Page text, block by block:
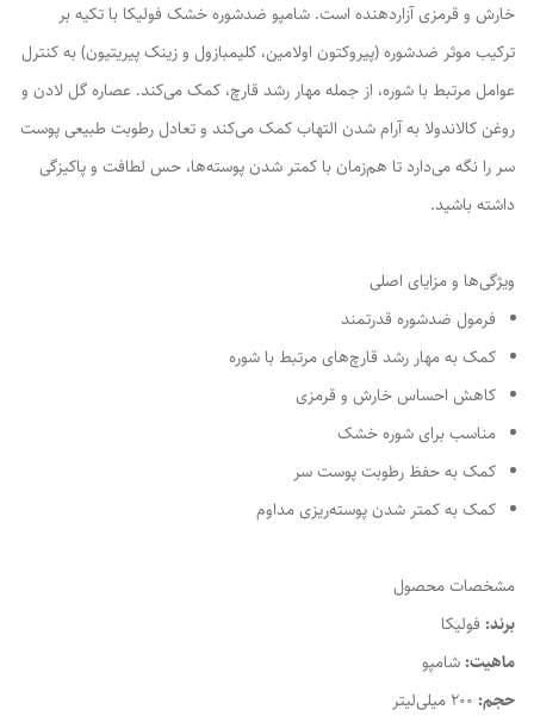
خارش و قرمزی آزاردهنده است. شامپو ضدشوره خشک فولیکا با تکیه بر
ترکیب موثر ضدشوره (پیروکتون اولامین، کلیمبازول و زینک پیریتیون) به کنترل
عوامل مرتبط با شوره، از جمله مهار رشد قارچ، کمک می‌کند. عصاره گل لادن و
روغن کالاندولا به آرام شدن التهاب کمک می‌کند و تعادل رطوبت طبیعی پوست
سر را نگه می‌دارد تا هم‌زمان با کمتر شدن پوسته‌ها، حس لطافت و پاکیزگی
داشته باشید.
ویژگی‌ها و مزایای اصلی
فرمول ضدشوره قدرتمند
کمک به مهار رشد قارچ‌های مرتبط با شوره
کاهش احساس خارش و قرمزی
مناسب برای شوره خشک
کمک به حفظ رطوبت پوست سر
کمک به کمتر شدن پوسته‌ریزی مداوم
مشخصات محصول
برند: فولیکا
ماهیت:شامپو
حجم: